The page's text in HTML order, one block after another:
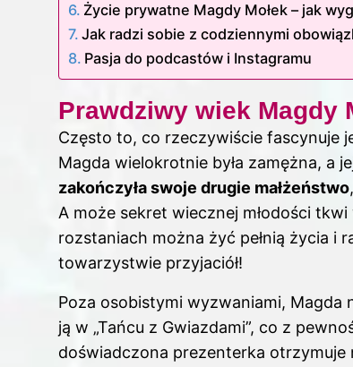
Życie prywatne Magdy Mołek – jak
Jak radzi sobie z codziennymi
Pasja do podcastów i Instagramu
Prawdziwy wiek Magdy
Często to, co rzeczywiście fascynuje
Magda wielokrotnie była zamężna, a
zakończyła swoje drugie małżeństwo
A może sekret wiecznej młodości
rozstaniach można żyć pełnią życia i
towarzystwie przyjaciół!
Poza osobistymi wyzwaniami,
ją w „Tańcu z Gwiazdami”, co z
doświadczona prezenterka